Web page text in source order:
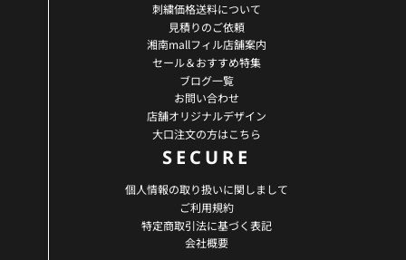
刺繍価格送料について
見積りのご依頼
湘南mallフィル店舗案内
セール＆おすすめ特集
ブログ一覧
お問い合わせ
店舗オリジナルデザイン
大口注文の方はこちら
SECURE
個人情報の取り扱いに関しまして
ご利用規約
特定商取引法に基づく表記
会社概要